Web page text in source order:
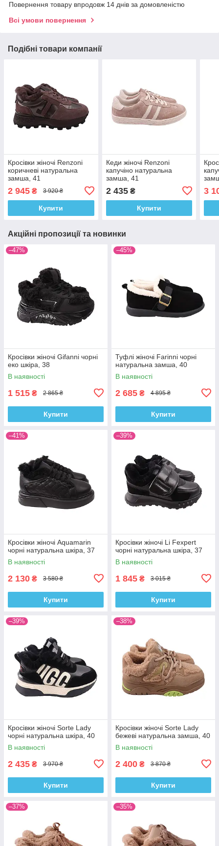
Повернення товару впродовж 14 днів за домовленістю
Всі умови повернення
Подібні товари компанії
Кросівки жіночі Renzoni
коричневі натуральна
замша, 41
2 945 ₴ 3 920 ₴
Купити
Кеди жіночі Renzoni
капучіно натуральна
замша, 41
2 435₴
Купити
3
Акційні пропозиції та новинки
–47%
Кросівки жіночі Gifanni чорні
еко шкіра, 38
В наявності
1 515 ₴ 2 865 ₴
Купити
–45%
Туфлі жіночі Farinni чорні
натуральна замша, 40
В наявності
2 685 ₴ 4 895 ₴
Купити
–41%
Кросівки жіночі Aquamarin
чорні натуральна шкіра, 37
В наявності
2 130 ₴ 3 580 ₴
Купити
–39%
Кросівки жіночі Li Fexpert
чорні натуральна шкіра, 37
В наявності
1 845 ₴ 3 015 ₴
Купити
–39%
Кросівки жіночі Sorte Lady
чорні натуральна шкіра, 40
В наявності
2 435 ₴ 3 970 ₴
Купити
–38%
Кросівки жіночі Sorte Lady
бежеві натуральна замша, 40
В наявності
2 400 ₴ 3 870 ₴
Купити
–37% –35%